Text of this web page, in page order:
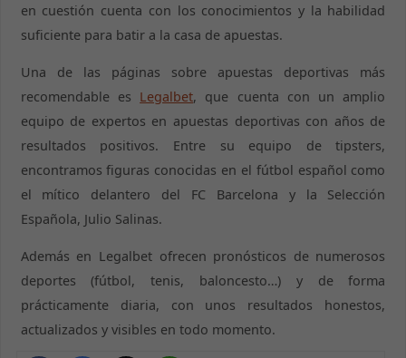
en cuestión cuenta con los conocimientos y la habilidad
suficiente para batir a la casa de apuestas.
Una de las páginas sobre apuestas deportivas más
recomendable es Legalbet, que cuenta con un amplio
equipo de expertos en apuestas deportivas con años de
resultados positivos. Entre su equipo de tipsters,
encontramos figuras conocidas en el fútbol español como
el mítico delantero del FC Barcelona y la Selección
Española, Julio Salinas.
Además en Legalbet ofrecen pronósticos de numerosos
deportes (fútbol, tenis, baloncesto…) y de forma
prácticamente diaria, con unos resultados honestos,
actualizados y visibles en todo momento.